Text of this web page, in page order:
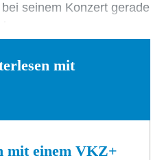
seinem Konzert gerade
mit
mit einem VKZ+